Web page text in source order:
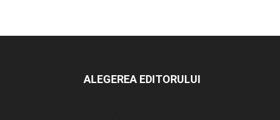
ALEGEREA EDITORULUI